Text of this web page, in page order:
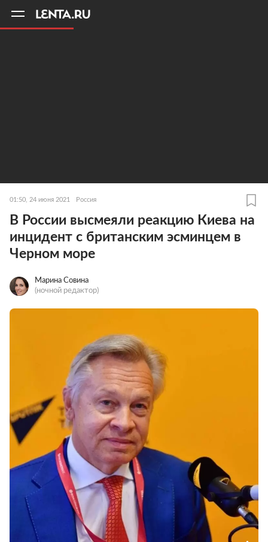
01:50, 24 июня 2021 Россия
В России высмеяли реакцию Киева на
инцидент с британским эсминцем в
Черном море
Марина Совина
(ночной редактор)